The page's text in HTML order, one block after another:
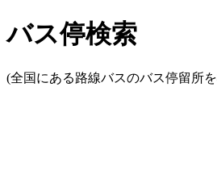
バス停検索
(全国にある路線バスのバス停留所